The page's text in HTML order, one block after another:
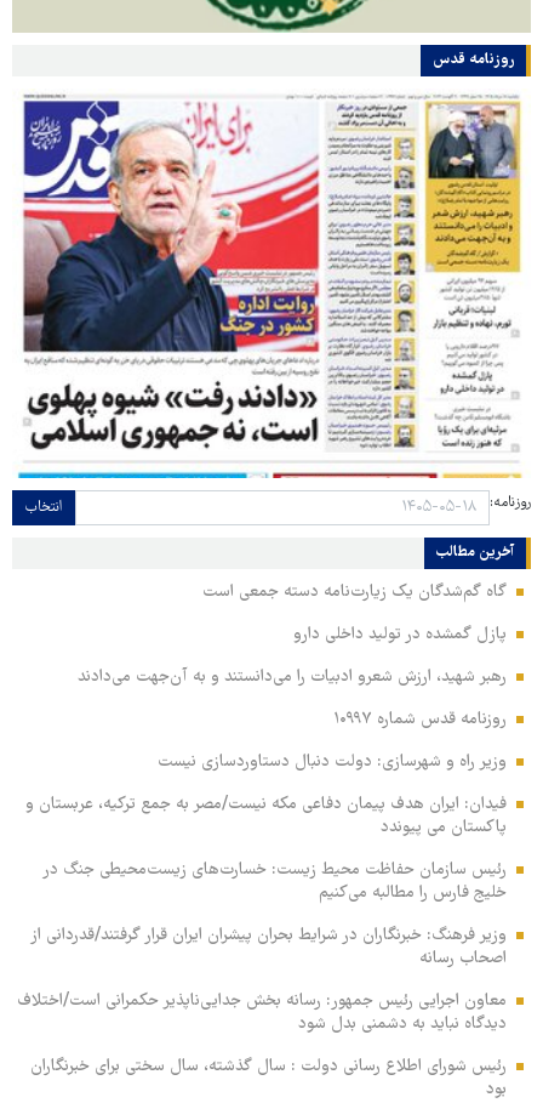
روزنامه قدس
روزنامه: انتخاب
آخرین مطالب
گاه گم‌شدگان یک زیارت‌نامه دسته جمعی است
پازل گمشده در تولید داخلی دارو
رهبر شهید، ارزش شعرو ادبیات را می‌دانستند و به آن‌جهت می‌دادند
روزنامه قدس شماره ۱۰۹۹۷
وزیر راه و شهرسازی: دولت دنبال دستاوردسازی نیست
فیدان: ایران هدف پیمان دفاعی مکه نیست/مصر به جمع ترکیه، عربستان و
پاکستان می پیوندد
رئیس سازمان حفاظت محیط زیست: خسارت‌های زیست‌محیطی جنگ در
خلیج فارس را مطالبه‌ می‌کنیم
وزیر فرهنگ: خبرنگاران در شرایط بحران پیشران ایران قرار گرفتند/قدردانی از
اصحاب رسانه
معاون اجرایی رئیس جمهور: رسانه بخش جدایی‌ناپذیر حکمرانی است/اختلاف
دیدگاه نباید به دشمنی بدل شود
رئیس شورای اطلاع رسانی دولت : سال گذشته، سال سختی برای خبرنگاران
بود